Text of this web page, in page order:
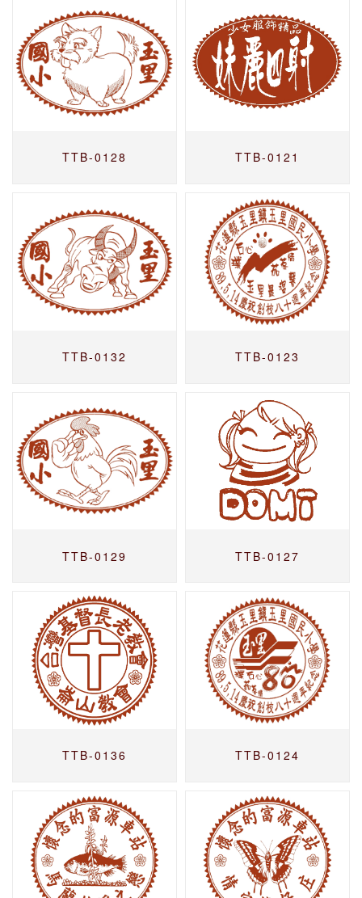
TTB-0128 TTB-0121
TTB-0132 TTB-0123
TTB-0129 TTB-0127
TTB-0136 TTB-0124